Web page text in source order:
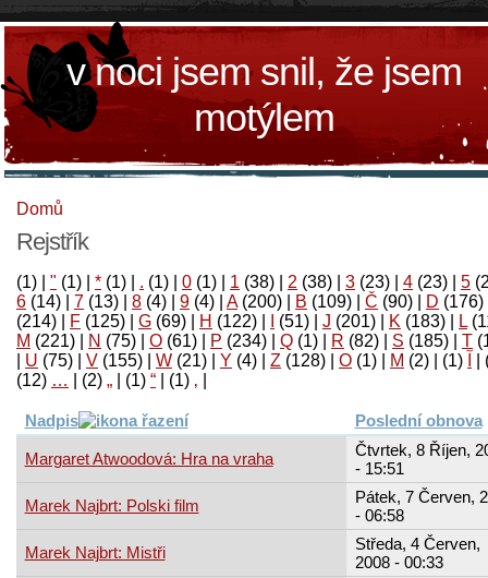
v noci jsem snil, že jsem
motýlem
Domů
Rejstřík
(1) " (1) * (1) . (1) 0 (1) 1 (38) 2 (38) 3 (23) 4 (23) 5
6 (14) 7 (13) 8 (4) 9 (4) A(200) B (109) Č (90) D (176)
(214)
F (125) G (69) H (122) (51) J (201) K (183) L
M (221) N (75) O (61) P (234) Q (1) R (82) S (185) T
U (75) V (155) W (21) Y (4) Z (128) Ο (1) М (2)
(1)
‚
(1)
“
(1)
„
(2)
…
(12)
Nadpis Poslední obnova
Margaret Atwoodová: Hra na vraha
Čtvrtek, 8 Říjen,
- 15:51
Marek Najbrt: Polski film
Pátek, 7 Červen,
- 06:58
Marek Najbrt: Mistři
Středa, 4 Červen,
2008 - 00:33